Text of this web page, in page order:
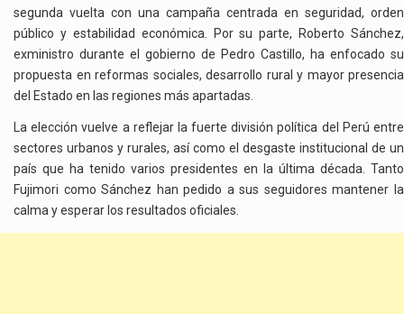
segunda vuelta con una campaña centrada en seguridad, orden
público y estabilidad económica. Por su parte, Roberto Sánchez,
exministro durante el gobierno de Pedro Castillo, ha enfocado su
propuesta en reformas sociales, desarrollo rural y mayor presencia
del Estado en las regiones más apartadas.
La elección vuelve a reflejar la fuerte división política del Perú entre
sectores urbanos y rurales, así como el desgaste institucional de un
país que ha tenido varios presidentes en la última década. Tanto
Fujimori como Sánchez han pedido a sus seguidores mantener la
calma y esperar los resultados oficiales.